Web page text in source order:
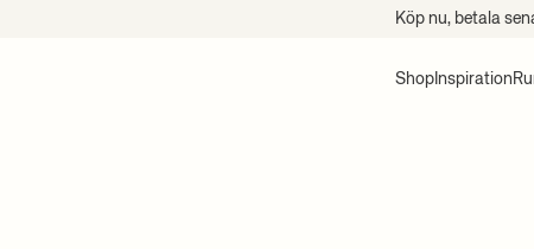
Köp nu, betala
Shop Inspiration